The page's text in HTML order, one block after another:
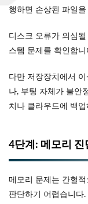
행하면 손상된 파일
디스크 오류가 의심
스템 문제를 확인합니
다만 저장장치에서
나, 부팅 자체가 불안
치나 클라우드에 백
4단계: 메모리 진
메모리 문제는 간헐
판단하기 어렵습니다.